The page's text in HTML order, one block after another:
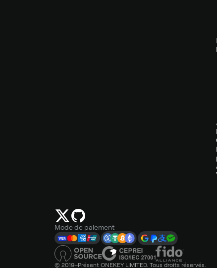
Mode de paiement
© 2019–Présent ONEKEY LIMITED. Tous droits réservés.